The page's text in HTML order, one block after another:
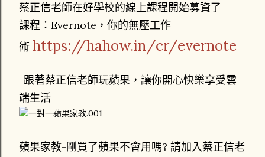
蔡正信老師在好學校的線上課程開始募資了
課程：Evernote，你的無壓工作
術 https://hahow.in/cr/evernote
跟著蔡正信老師玩蘋果，讓你開心快樂享受雲
端生活
蘋果家教-剛買了蘋果不會用嗎? 請加入蔡正信老